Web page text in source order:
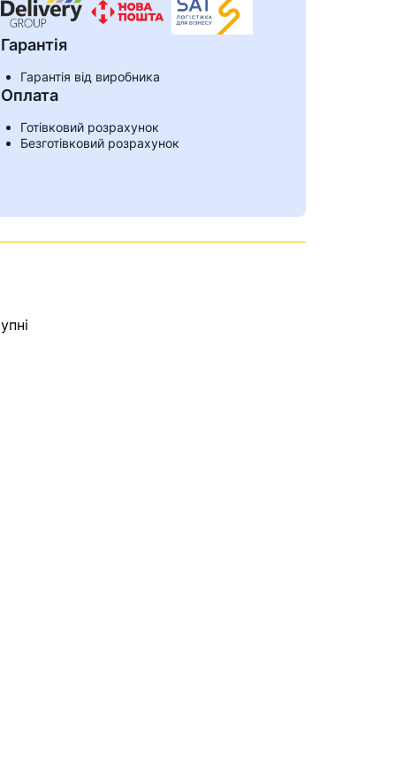
Гарантія
Гарантія від виробника
Оплата
Готівковий розрахунок
Безготівковий розрахунок